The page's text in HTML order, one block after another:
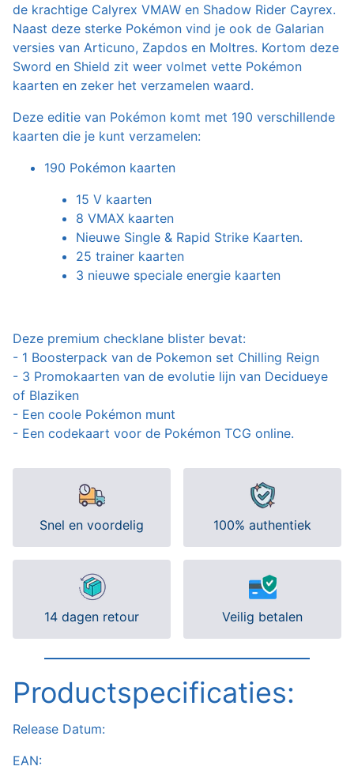
de krachtige Calyrex VMAW en Shadow Rider Cayrex.
Naast deze sterke Pokémon vind je ook de Galarian
versies van Articuno, Zapdos en Moltres. Kortom deze
Sword en Shield zit weer volmet vette Pokémon
kaarten en zeker het verzamelen waard.
Deze editie van Pokémon komt met 190 verschillende
kaarten die je kunt verzamelen:
190 Pokémon kaarten
15 V kaarten
8 VMAX kaarten
Nieuwe Single & Rapid Strike Kaarten.
25 trainer kaarten
3 nieuwe speciale energie kaarten
Deze premium checklane blister bevat:
- 1 Boosterpack van de Pokemon set Chilling Reign
- 3 Promokaarten van de evolutie lijn van Decidueye
of Blaziken
- Een coole Pokémon munt
- Een codekaart voor de Pokémon TCG online.
Snel en voordelig 100% authentiek
14 dagen retour Veilig betalen
Productspecificaties:
Release Datum:
EAN: